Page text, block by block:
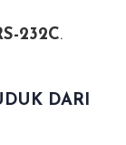
232C.
DARI